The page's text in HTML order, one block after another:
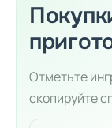
Отметьте
скопируйте